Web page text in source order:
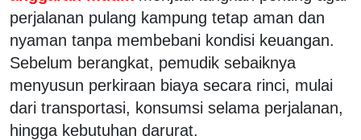
perjalanan pulang kampung tetap aman dan
nyaman tanpa membebani kondisi keuangan.
Sebelum berangkat, pemudik sebaiknya
menyusun perkiraan biaya secara rinci, mulai
dari transportasi, konsumsi selama perjalanan,
hingga kebutuhan darurat.